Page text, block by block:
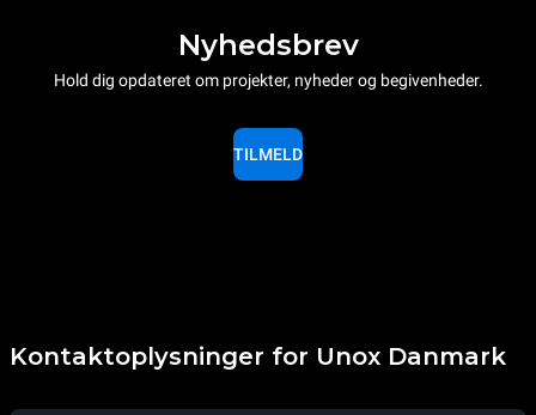
Nyhedsbrev
Hold dig opdateret om projekter, nyheder og begivenheder.
TILMELD
Kontaktoplysninger for Unox Danmark